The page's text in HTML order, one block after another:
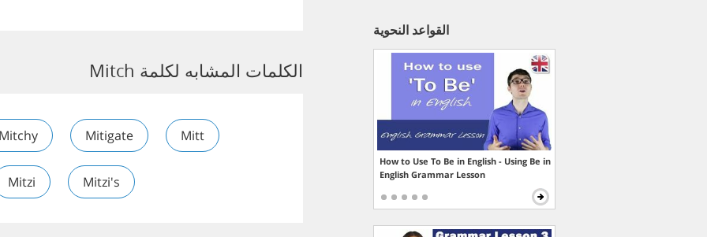
الكلمات المشابه لكلمة Mitch
Mitigate Mitt
Mitzi Mitzi's
القواعد النحوية
How to Use To Be in English - Using Be in
English Grammar Lesson